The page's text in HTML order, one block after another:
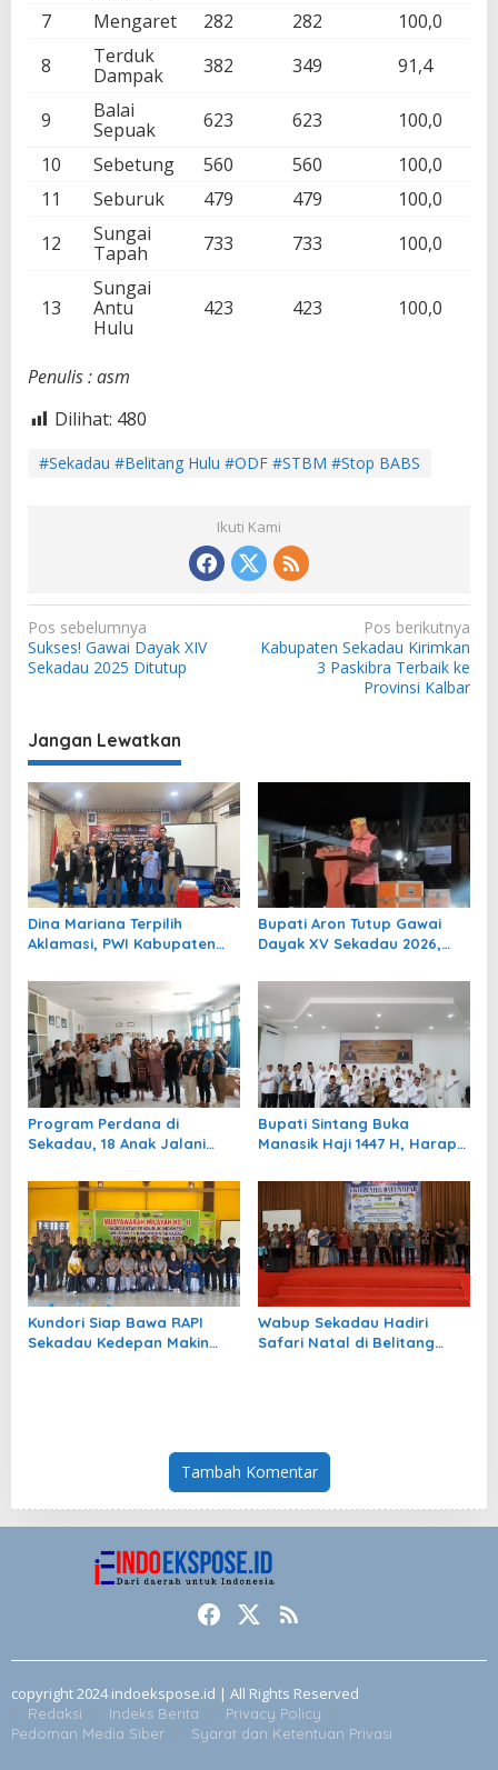
7
Mengaret 282 282
100,0
8
Terduk
Dampak
382 349 91,4
9
Balai
Sepuak
623 623
100,0
10
Sebetung 560 560
100,0
11
Seburuk 479 479
100,0
12
Sungai
Tapah
733 733 100,0
13
Sungai
Antu
Hulu
423 423 100,0
Penulis : asm
Dilihat: 480
#Sekadau #Belitang Hulu #ODF #STBM #Stop BABS
Ikuti Kami
N
a
g
a
s
p
o
s
Pos sebelumnya
Sukses! Gawai Dayak XIV
Sekadau 2025 Ditutup
Pos berikutnya
Kabupaten Sekadau Kirimkan
3 Paskibra Terbaik ke
Provinsi Kalbar
Jangan Lewatkan
Dina Mariana Terpilih
Aklamasi, PWI Kabupaten
Definitif
Bupati Aron Tutup Gawai
Dayak XV Sekadau 2026,
Budaya Terus Digelorakan
Program Perdana di
Sekadau, 18 Anak Jalani
Gratis
Bupati Sintang Buka
Manasik Haji 1447 H, Harap
Bertambah
Kundori Siap Bawa RAPI
Sekadau Kedepan Makin
Wabup Sekadau Hadiri
Safari Natal di Belitang
Tambah Komentar
copyright 2024 indoekspose.id | All Rights Reserved
Redaksi Indeks Berita
Privacy Policy
Pedoman Media Siber
Syarat dan Ketentuan Privasi